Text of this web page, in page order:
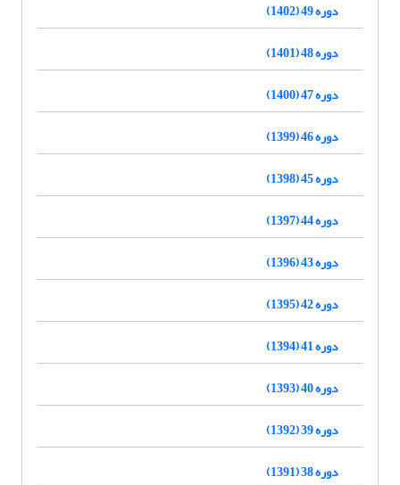
دوره 49 (1402)
دوره 48 (1401)
دوره 47 (1400)
دوره 46 (1399)
دوره 45 (1398)
دوره 44 (1397)
دوره 43 (1396)
دوره 42 (1395)
دوره 41 (1394)
دوره 40 (1393)
دوره 39 (1392)
دوره 38 (1391)